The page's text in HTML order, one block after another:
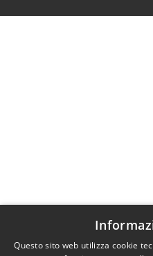
Questo sito web utilizza cookie